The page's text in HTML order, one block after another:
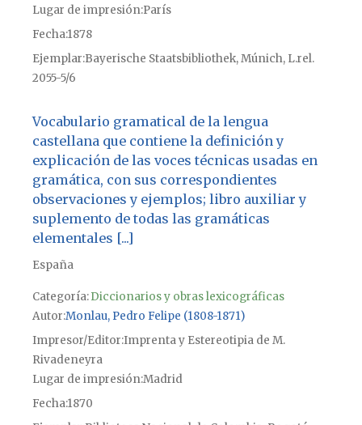
Lugar de impresiónParís
Fecha1878
Ejemplar Bayerische Staatsbibliothek, Múnich, L.rel.
2055-5/6
Vocabulario gramatical de la lengua
castellana que contiene la definición y
explicación de las voces técnicas usadas en
gramática, con sus correspondientes
observaciones y ejemplos; libro auxiliar y
suplemento de todas las gramáticas
elementales [...]
España
Categoría:Diccionarios y obras lexicográficas
Autor Monlau, Pedro Felipe (1808-1871)
Impresor/Editor Imprenta y Estereotipia de M.
Rivadeneyra
Lugar de impresiónMadrid
Fecha1870